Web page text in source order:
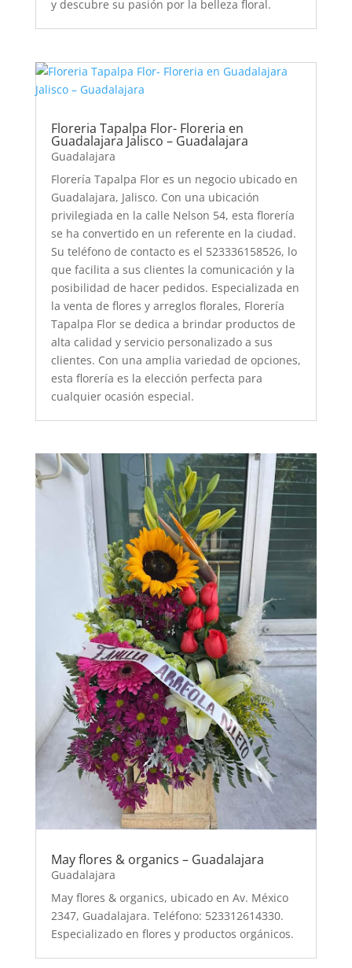
y descubre su pasión por la belleza floral.
Floreria Tapalpa Flor- Floreria en
Guadalajara Jalisco – Guadalajara
Guadalajara
Florería Tapalpa Flor es un negocio ubicado en
Guadalajara, Jalisco. Con una ubicación
privilegiada en la calle Nelson 54, esta florería
se ha convertido en un referente en la ciudad.
Su teléfono de contacto es el 523336158526, lo
que facilita a sus clientes la comunicación y la
posibilidad de hacer pedidos. Especializada en
la venta de flores y arreglos florales, Florería
Tapalpa Flor se dedica a brindar productos de
alta calidad y servicio personalizado a sus
clientes. Con una amplia variedad de opciones,
esta florería es la elección perfecta para
cualquier ocasión especial.
May flores & organics – Guadalajara
Guadalajara
May flores & organics, ubicado en Av. México
2347, Guadalajara. Teléfono: 523312614330.
Especializado en flores y productos orgánicos.